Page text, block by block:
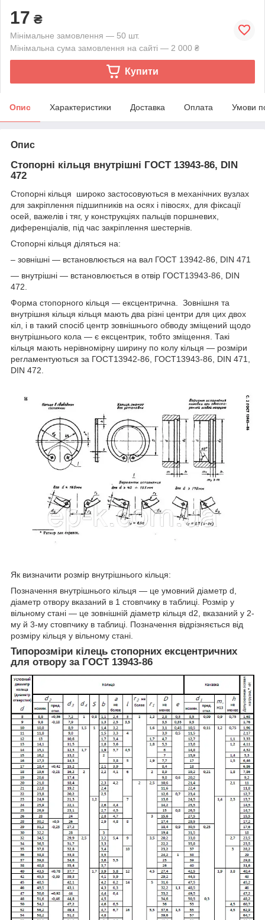
17 ₴
Мінімальне замовлення — 50 шт.
Мінімальна сума замовлення на сайті — 2 000 ₴
Купити
Опис Характеристики Доставка Оплата Умови
Опис
Стопорні кільця внутрішні ГОСТ 13943-86, DIN
472
Стопорні кільця широко застосовуються в механічних вузлах
для закріплення підшипників на осях і півосях, для фіксації
осей, важелів і тяг, у конструкціях пальців поршневих,
диференціалів, під час закріплення шестернів.
Стопорні кільця діляться на:
– зовнішні — встановлюється на вал ГОСТ 13942-86, DIN 471
— внутрішні — встановлюється в отвір ГОСТ13943-86, DIN
472.
Форма стопорного кільця — ексцентрична. Зовнішня та
внутрішня кільця кільця мають два різні центри для цих двох
кіл, і в такий спосіб центр зовнішнього обводу зміщений щодо
внутрішнього кола — є ексцентрик, тобто зміщення. Такі
кільця мають нерівномірну ширину по колу кільця — розміри
регламентуються за ГОСТ13942-86, ГОСТ13943-86, DIN 471,
DIN 472.
Як визначити розмір внутрішнього кільця:
Позначення внутрішнього кільця — це умовний діаметр d,
діаметр отвору вказаний в 1 стовпчику в таблиці. Розмір у
вільному стані — це зовнішній діаметр кільця d2, вказаний у 2-
му й 3-му стовпчику в таблиці. Позначення відрізняється від
розміру кільця у вільному стані.
Типорозміри кілець стопорних ексцентричних
для отвору за ГОСТ 13943-86